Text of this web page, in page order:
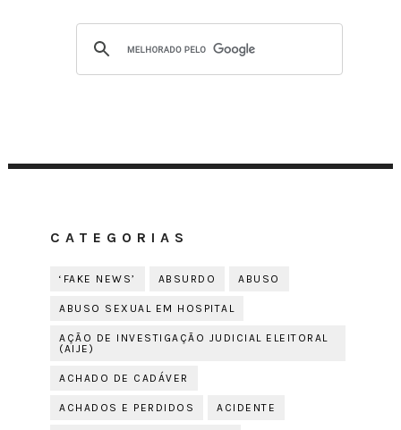
CATEGORIAS
‘FAKE NEWS’ ABSURDO ABUSO
ABUSO SEXUAL EM HOSPITAL
AÇÃO DE INVESTIGAÇÃO JUDICIAL ELEITORAL
(AIJE)
ACHADO DE CADÁVER
ACHADOS E PERDIDOS ACIDENTE